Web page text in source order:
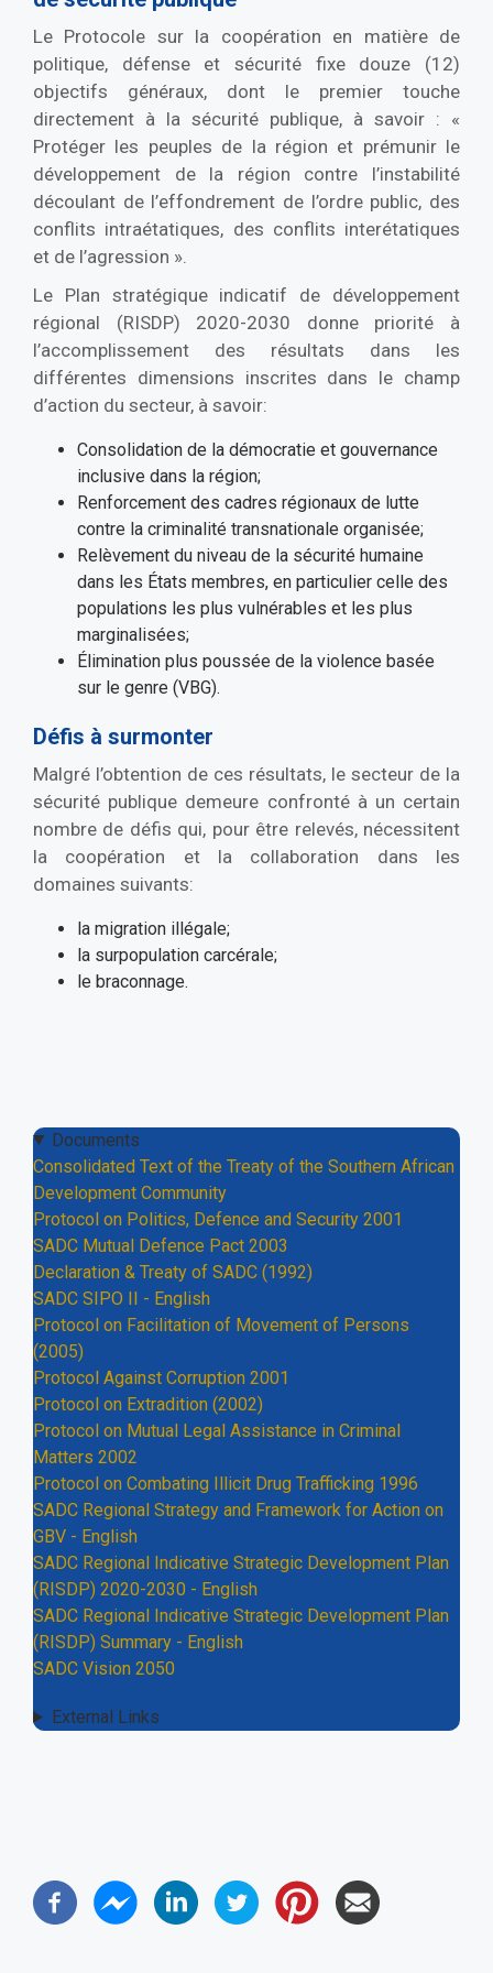
Le Protocole sur la coopération en matière de
politique, défense et sécurité fixe douze (12)
objectifs généraux, dont le premier touche
directement à la sécurité publique, à savoir : «
Protéger les peuples de la région et prémunir le
développement de la région contre l’instabilité
découlant de l’effondrement de l’ordre public, des
conflits intraétatiques, des conflits interétatiques
et de l’agression ».
Le Plan stratégique indicatif de développement
régional (RISDP) 2020-2030 donne priorité à
l’accomplissement des résultats dans les
différentes dimensions inscrites dans le champ
d’action du secteur, à savoir:
Consolidation de la démocratie et gouvernance
inclusive dans la région;
Renforcement des cadres régionaux de lutte
contre la criminalité transnationale organisée;
Relèvement du niveau de la sécurité humaine
dans les États membres, en particulier celle des
populations les plus vulnérables et les plus
marginalisées;
Élimination plus poussée de la violence basée
sur le genre (VBG).
Défis à surmonter
Malgré l’obtention de ces résultats, le secteur de la
sécurité publique demeure confronté à un certain
nombre de défis qui, pour être relevés, nécessitent
la coopération et la collaboration dans les
domaines suivants:
la migration illégale;
la surpopulation carcérale;
le braconnage.
Documents
Consolidated Text of the Treaty of the Southern African
Development Community
Protocol on Politics, Defence and Security 2001
SADC Mutual Defence Pact 2003
Declaration & Treaty of SADC (1992)
SADC SIPO II - English
Protocol on Facilitation of Movement of Persons
(2005)
Protocol Against Corruption 2001
Protocol on Extradition (2002)
Protocol on Mutual Legal Assistance in Criminal
Matters 2002
Protocol on Combating Illicit Drug Trafficking 1996
SADC Regional Strategy and Framework for Action on
GBV - English
SADC Regional Indicative Strategic Development Plan
(RISDP) 2020-2030 - English
SADC Regional Indicative Strategic Development Plan
(RISDP) Summary - English
SADC Vision 2050
External Links